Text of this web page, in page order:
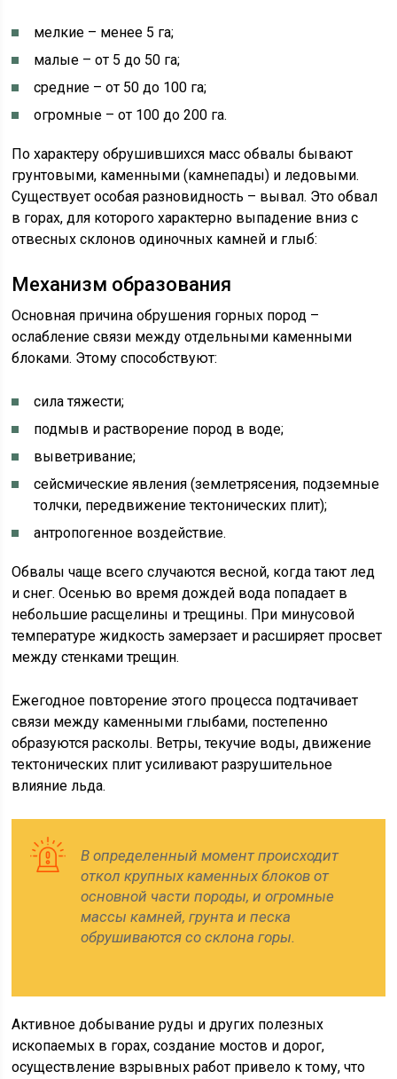
мелкие – менее 5 га;
малые – от 5 до 50 га;
средние – от 50 до 100 га;
огромные – от 100 до 200 га.
По характеру обрушившихся масс обвалы бывают
грунтовыми, каменными (камнепады) и ледовыми.
Существует особая разновидность – вывал. Это обвал
в горах, для которого характерно выпадение вниз с
отвесных склонов одиночных камней и глыб:
Механизм образования
Основная причина обрушения горных пород –
ослабление связи между отдельными каменными
блоками. Этому способствуют:
сила тяжести;
подмыв и растворение пород в воде;
выветривание;
сейсмические явления (землетрясения, подземные
толчки, передвижение тектонических плит);
антропогенное воздействие.
Обвалы чаще всего случаются весной, когда тают лед
и снег. Осенью во время дождей вода попадает в
небольшие расщелины и трещины. При минусовой
температуре жидкость замерзает и расширяет просвет
между стенками трещин.
Ежегодное повторение этого процесса подтачивает
связи между каменными глыбами, постепенно
образуются расколы. Ветры, текучие воды, движение
тектонических плит усиливают разрушительное
влияние льда.
В определенный момент происходит
откол крупных каменных блоков от
основной части породы, и огромные
массы камней, грунта и песка
обрушиваются со склона горы.
Активное добывание руды и других полезных
ископаемых в горах, создание мостов и дорог,
осуществление взрывных работ привело к тому, что